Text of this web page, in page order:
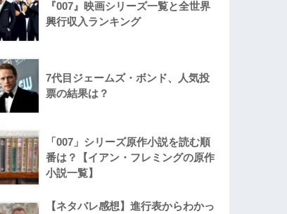
『007』映画シリーズ一覧と全世界
興行収入ランキング
7代目ジェームズ・ボンド、人気投
票の結果は？
「007」シリーズ原作小説を読む順
番は？【イアン・フレミングの原作
小説一覧】
【ネタバレ感想】進行表からわかっ